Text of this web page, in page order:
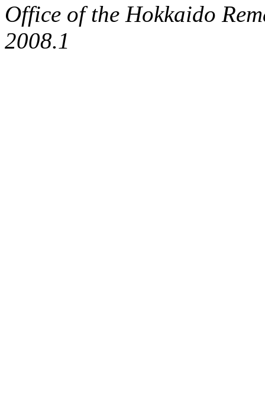
Office of the Hokkaido
2008.1